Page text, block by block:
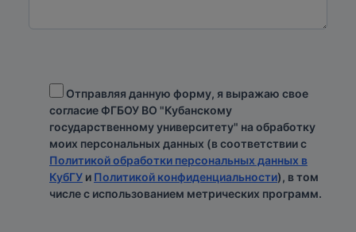
Отправляя данную форму, я выражаю свое
согласие ФГБОУ ВО "Кубанскому
государственному университету" на обработку
моих персональных данных (в соответствии с
Политикой обработки персональных данных в
КубГУ и Политикой конфиденциальности), в том
числе с использованием метрических программ.